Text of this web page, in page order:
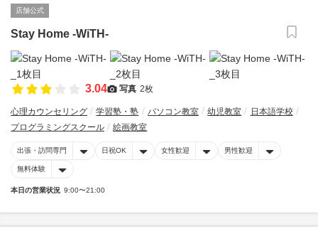
店舗公式
Stay Home -WiTH-
3.04 写真 2枚
心理カウンセリング 学習塾・塾 パソコン教室 幼児教室
日本語学校
プログラミングスクール
絵画教室
出張・訪問専門 日祝OK 女性歓迎 男性歓迎
無料体験
本日の営業状況 9:00〜21:00